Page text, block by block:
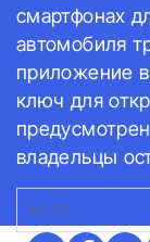
смартфонах
автомобиля
приложение
ключ для
владельцы
ФОТО: